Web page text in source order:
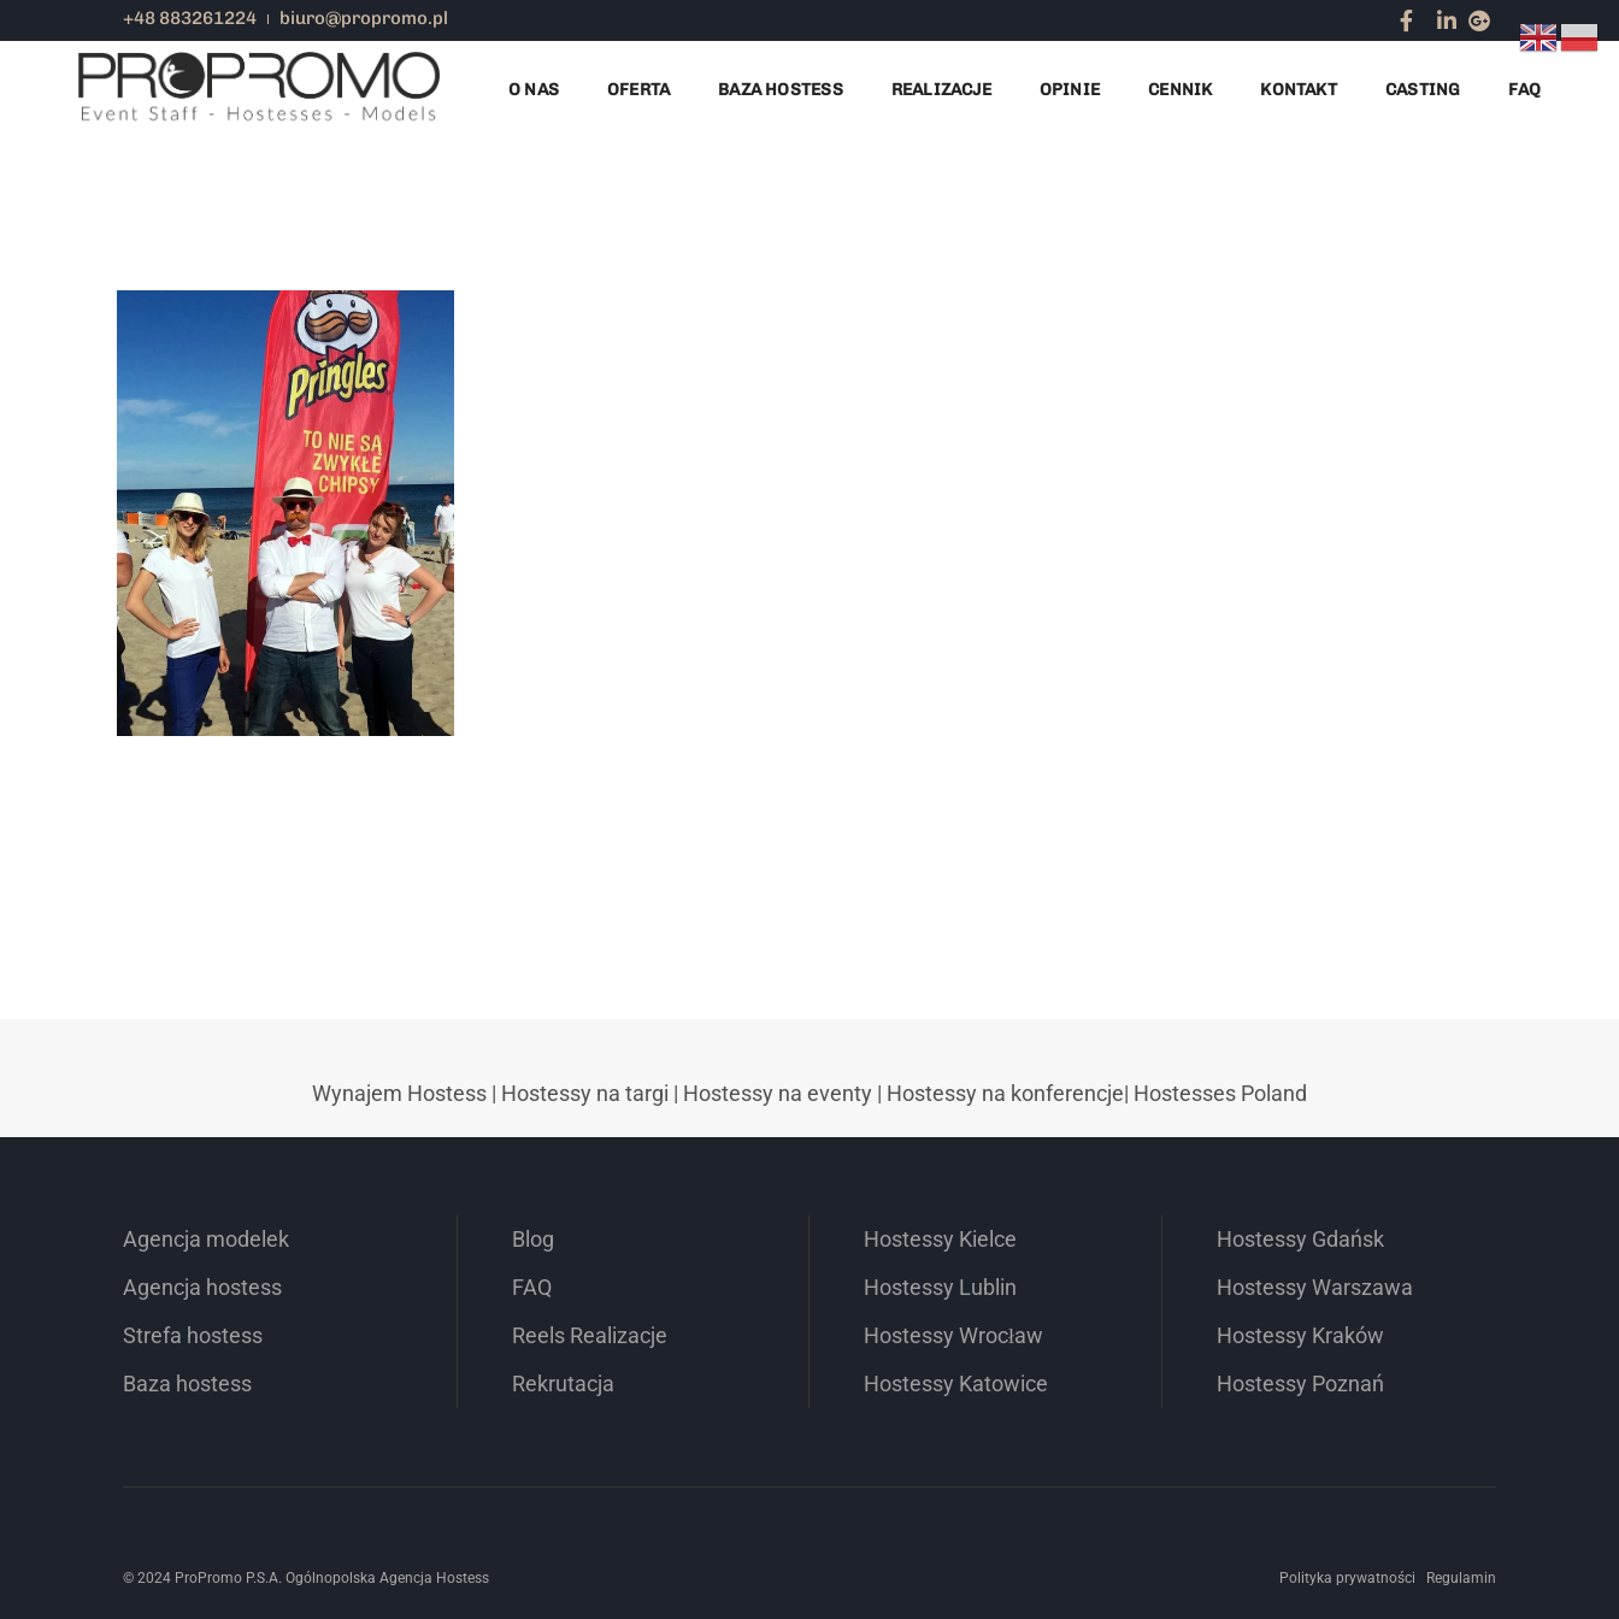
+48 883261224 biuro@propromo.pl
O NAS OFERTA BAZA HOSTESS REALIZACJE OPINIE CENNIK KONTAKT CASTING FAQ
PROMOCJA NA PLAŻY
SAMPLING
PRINGLES NAD
MORZEM
Wynajem Hostess | Hostessy na targi | Hostessy na eventy | Hostessy na konferencje| Hostesses Poland
Agencja modelek
Agencja hostess
Strefa hostess
Baza hostess
Blog
FAQ
Reels Realizacje
Rekrutacja
Hostessy Kielce
Hostessy Lublin
Hostessy Wrocław
Hostessy Katowice
Hostessy Gdańsk
Hostessy Warszawa
Hostessy Kraków
Hostessy Poznań
© 2024 ProPromo P.S.A. Ogólnopolska Agencja Hostess Polityka prywatności Regulamin